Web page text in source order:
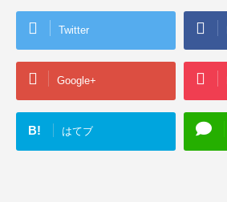
Twitter
Google+
B! はてブ